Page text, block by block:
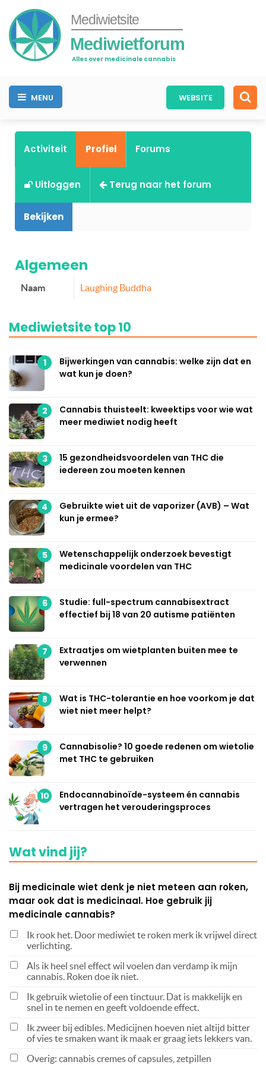
Mediwietsite
Mediwietforum
Alles over medicinale cannabis
MENU WEBSITE
Activiteit Profiel Forums
Uitloggen Terug naar het forum
Bekijken
Algemeen
Naam Laughing Buddha
Mediwietsite top 10
1
Bijwerkingen van cannabis: welke zijn dat en
wat kun je doen?
2
Cannabis thuisteelt: kweektips voor wie wat
meer mediwiet nodig heeft
3
15 gezondheidsvoordelen van THC die
iedereen zou moeten kennen
4
Gebruikte wiet uit de vaporizer (AVB) – Wat
kun je ermee?
5
Wetenschappelijk onderzoek bevestigt
medicinale voordelen van THC
6
Studie: full-spectrum cannabisextract
effectief bij 18 van 20 autisme patiënten
7
Extraatjes om wietplanten buiten mee te
verwennen
8
Wat is THC-tolerantie en hoe voorkom je dat
wiet niet meer helpt?
9
Cannabisolie? 10 goede redenen om wietolie
met THC te gebruiken
10
Endocannabinoïde-systeem én cannabis
vertragen het verouderingsproces
Wat vind jij?
Bij medicinale wiet denk je niet meteen aan roken,
maar ook dat is medicinaal. Hoe gebruik jij
medicinale cannabis?
Ik rook het. Door mediwiet te roken merk ik vrijwel direct
verlichting.
Als ik heel snel effect wil voelen dan verdamp ik mijn
cannabis. Roken doe ik niet.
Ik gebruik wietolie of een tinctuur. Dat is makkelijk en
snel in te nemen en geeft voldoende effect.
Ik zweer bij edibles. Medicijnen hoeven niet altijd bitter
of vies te smaken want ik maak er graag iets lekkers van.
Overig: cannabis cremes of capsules, zetpillen